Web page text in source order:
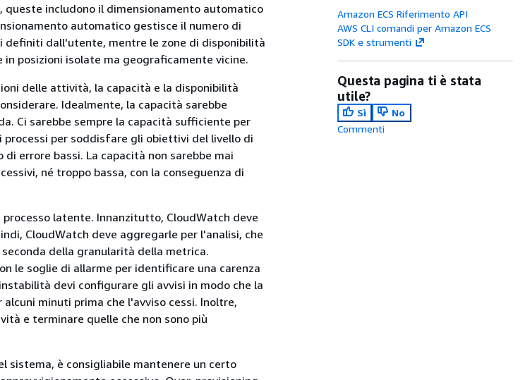
queste includono il dimensionamento automatico
automatico gestisce il numero di
definiti dall'utente, mentre le zone di disponibilità
posizioni isolate ma geograficamente vicine.
delle attività, la capacità e la disponibilità
Idealmente, la capacità sarebbe
Ci sarebbe sempre la capacità sufficiente per
per soddisfare gli obiettivi del livello di
errore bassi. La capacità non sarebbe mai
né troppo bassa, con la conseguenza di
latente. Innanzitutto, CloudWatch deve
CloudWatch deve aggregarle per l'analisi, che
della granularità della metrica.
le soglie di allarme per identificare una carenza
devi configurare gli avvisi in modo che la
minuti prima che l'avviso cessi. Inoltre,
e terminare quelle che non sono più
sistema, è consigliabile mantenere un certo
Amazon ECS Riferimento API
AWS CLI comandi per Amazon ECS
SDK e strumenti
Questa pagina ti è stata
utile?
Sì
No
Commenti